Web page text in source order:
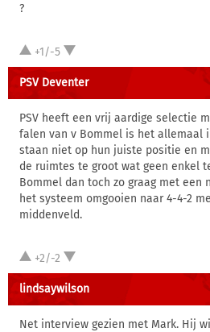
?
+1/-5
PSV Deventer
PSV heeft een vrij aardige selectie
falen van v Bommel is het allemaal
staan niet op hun juiste positie en
de ruimtes te groot wat geen enkel
Bommel dan toch zo graag met een
het systeem omgooien naar 4-4-2
middenveld.
+2/-2
lindsaywilson
Net interview gezien met Mark. Hij